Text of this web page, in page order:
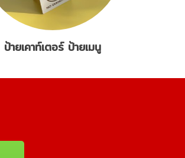
ป้ายเคาท์เตอร์ ป้ายเมนู